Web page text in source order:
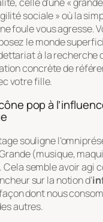
sociale » où la
foule vous agresse.
le monde
à la recherche
concrète de
votre fille.
pop à
souligne
(musique,
semble avoir agi
sur la notion d’
dont nous
autres.